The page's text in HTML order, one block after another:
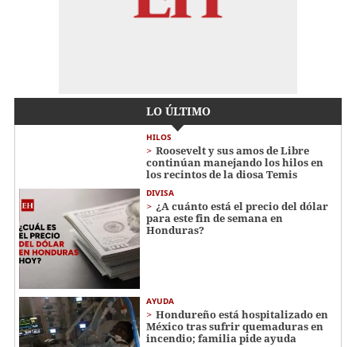
LO ÚLTIMO
HILOS
Roosevelt y sus amos de Libre
continúan manejando los hilos en
los recintos de la diosa Temis
DIVISA
¿A cuánto está el precio del dólar
para este fin de semana en
Honduras?
AYUDA
Hondureño está hospitalizado en
México tras sufrir quemaduras en
incendio; familia pide ayuda